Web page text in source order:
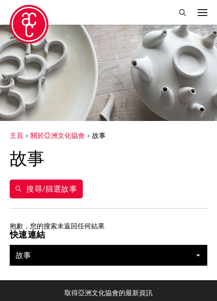
關閉篩選條件
得獎人
Abby Robinson
Charles Reinhart
Crossing Borders Music
Elise Thoron
Shuji Takashina
篩選故事
快速連結
故事
主頁 關於亞洲文化協會 故事
故事
搜尋/篩選故事
抱歉，您的搜索未返回任何結果.
取得亞洲文化協會的最新資訊